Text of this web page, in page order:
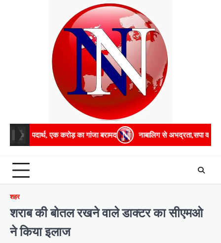
का गांजा बरामद नाबालिग से अभद्रता,सपा व भाजपा विधायक आमने-
शहर
शराब की बोतल रखने वाले डाक्टर का सीएमओ
ने किया इलाज